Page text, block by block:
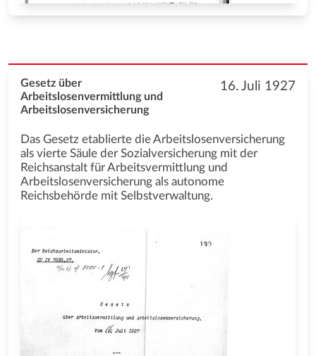
16. Juli 1927
Gesetz über
Arbeitslosenvermittlung und
Arbeitslosenversicherung
Das Gesetz etablierte die Arbeitslosenversicherung
als vierte Säule der Sozialversicherung mit der
Reichsanstalt für Arbeitsvermittlung und
Arbeitslosenversicherung als autonome
Reichsbehörde mit Selbstverwaltung.